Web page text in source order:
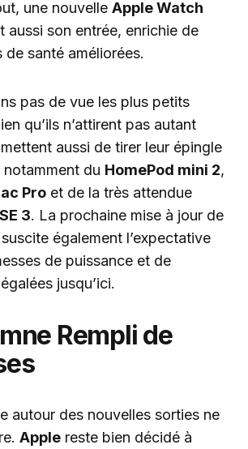
une nouvelle Apple Watch
aussi son entrée, enrichie de
santé améliorées.
pas de vue les plus petits
qu’ils n’attirent pas autant
aussi de tirer leur épingle
notamment du HomePod mini 2,
Pro et de la très attendue
3. La prochaine mise à jour de
suscite également l’expectative
de puissance et de
jusqu’ici.
Rempli de
autour des nouvelles sorties ne
Apple reste bien décidé à